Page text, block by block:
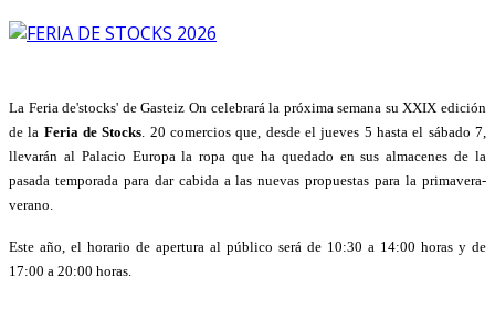
La Feria de'stocks' de Gasteiz On celebrará la próxima semana suXXIXedición
de la Feria de Stocks . 20 comercios que, desde el jueves 5 hasta el sábado 7,
llevarán al Palacio Europa la ropa que ha quedado en sus almacenes de la
pasada temporada para dar cabida a las nuevas propuestas para la primavera-
verano.
Este año, el horario de apertura al público será de 10:30 a 14:00 horas y de
17:00 a 20:00 horas.